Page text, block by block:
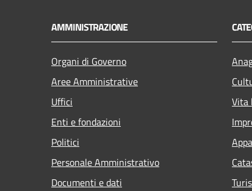
AMMINISTRAZIONE
Organi di Governo
Aree Amministrative
Uffici
Enti e fondazioni
Politici
Personale Amministrativo
Documenti e dati
Vita